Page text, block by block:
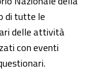
di tutte le
delle attività
con eventi